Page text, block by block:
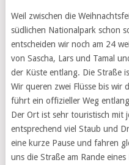
Weil zwischen die
südlichen Nationalpark schon
entscheiden wir noch am 24
von Sascha, Lars und Tamal
der Küste entlang. Die Straße
Wir queren zwei Flüsse bis wir
führt ein offizieller Weg
Der Ort ist sehr touristisch mit
entsprechend viel Staub und
eine kurze Pause und fahren
uns die Straße am Rande